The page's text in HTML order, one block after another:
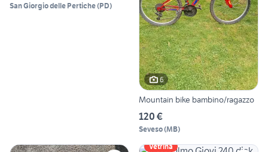
San Giorgio delle Pertiche(PD)
6
Mountain bike bambino/ragazzo
120 €
Seveso(MB)
Vetrina